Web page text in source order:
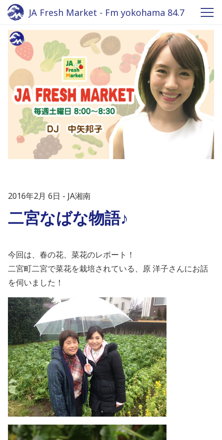
JA Fresh Market - Fm yokohama 84.7
2016年2月 6日 JA湘南
二宮なばな物語♪
今回は、春の花、菜花のレポート！
二宮町二宮で菜花を栽培されている、原 洋子さんにお話
を伺いました！